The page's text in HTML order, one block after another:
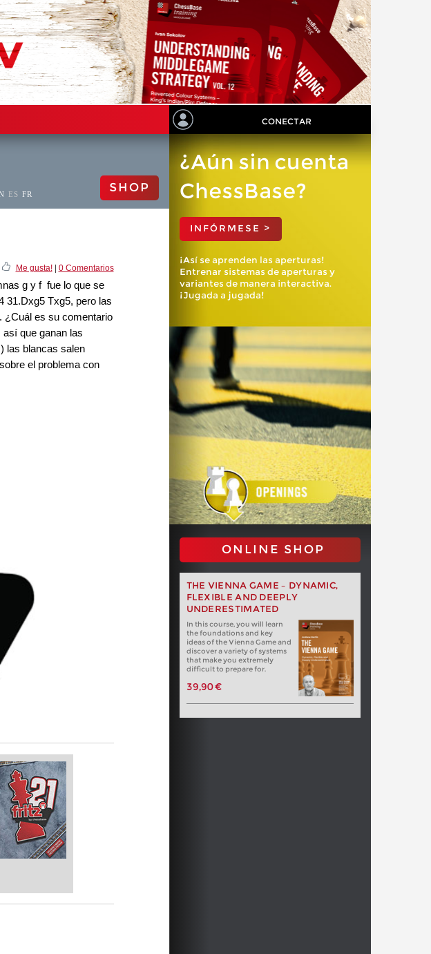
CONECTAR
ES FR SHOP
Me gusta!| 0 Comentarios
g y f fue lo que se
31.Dxg5 Txg5, pero las
¿Cuál es su comentario
que ganan las
las blancas salen
el problema con
¿Aún sin cuenta
ChessBase?
INFÓRMESE >
¡Así se aprenden las aperturas!
Entrenar sistemas de aperturas y
variantes de manera interactiva.
¡Jugada a jugada!
ONLINE SHOP
THE VIENNA GAME – DYNAMIC,
FLEXIBLE AND DEEPLY
UNDERESTIMATED
In this course, you will learn
the foundations and key
ideas of the Vienna Game and
discover a variety of systems
that make you extremely
difficult to prepare for.
39,90 €